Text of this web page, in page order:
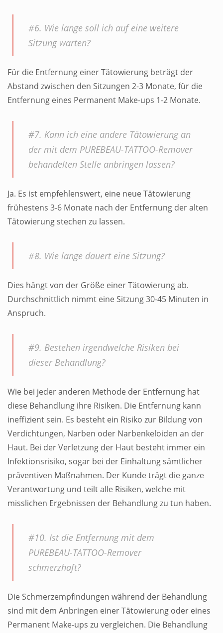
#6. Wie lange soll ich auf eine weitere
Sitzung warten?
Für die Entfernung einer Tätowierung beträgt der
Abstand zwischen den Sitzungen 2-3 Monate, für die
Entfernung eines Permanent Make-ups 1-2 Monate.
#7. Kann ich eine andere Tätowierung an
der mit dem PUREBEAU-TATTOO-Remover
behandelten Stelle anbringen lassen?
Ja. Es ist empfehlenswert, eine neue Tätowierung
frühestens 3-6 Monate nach der Entfernung der alten
Tätowierung stechen zu lassen.
#8. Wie lange dauert eine Sitzung?
Dies hängt von der Größe einer Tätowierung ab.
Durchschnittlich nimmt eine Sitzung 30-45 Minuten in
Anspruch.
#9. Bestehen irgendwelche Risiken bei
dieser Behandlung?
Wie bei jeder anderen Methode der Entfernung hat
diese Behandlung ihre Risiken. Die Entfernung kann
ineffizient sein. Es besteht ein Risiko zur Bildung von
Verdichtungen, Narben oder Narbenkeloiden an der
Haut. Bei der Verletzung der Haut besteht immer ein
Infektionsrisiko, sogar bei der Einhaltung sämtlicher
präventiven Maßnahmen. Der Kunde trägt die ganze
Verantwortung und teilt alle Risiken, welche mit
misslichen Ergebnissen der Behandlung zu tun haben.
#10. Ist die Entfernung mit dem
PUREBEAU-TATTOO-Remover
schmerzhaft?
Die Schmerzempfindungen während der Behandlung
sind mit dem Anbringen einer Tätowierung oder eines
Permanent Make-ups zu vergleichen. Die Behandlung